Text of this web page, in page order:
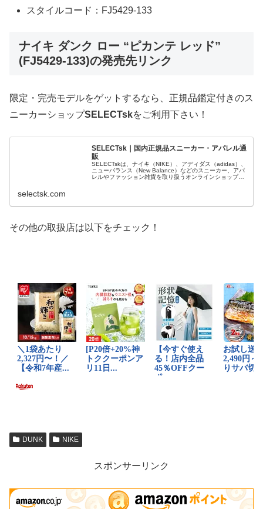
スタイルコード：FJ5429-133
ナイキ ダンク ロー “ピカンテ レッド”
(FJ5429-133)の発売先リンク
限定・完売モデルをゲットするなら、正規品鑑定付きのス
ニーカーショップSELECTskをご利用下さい！
SELECTsk｜国内正規品スニーカー・アパレル通
販
SELECTskは、ナイキ（NIKE）、アディダス（adidas）、
ニューバランス（New Balance）などのスニーカー、アパ
レルやファッション雑貨を取り扱うオンラインショップで
selectsk.com
その他の取扱店は以下をチェック！
DUNK NIKE
スポンサーリンク